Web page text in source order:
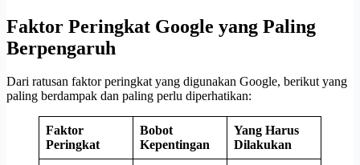
Faktor Peringkat Google yang Paling
Berpengaruh
Dari ratusan faktor peringkat yang digunakan Google, berikut yang
paling berdampak dan paling perlu diperhatikan:
Faktor
Peringkat
Bobot
Kepentingan
Yang Harus
Dilakukan